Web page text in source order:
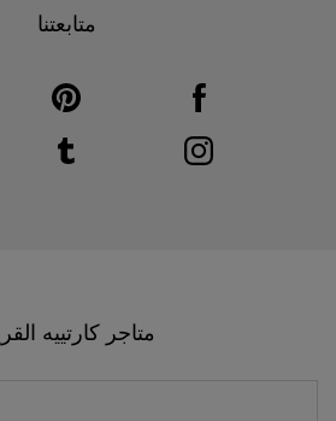
متابعتنا
Visit us on Facebook
Link Opens in New Tab
Visit us on Instagram
Link Opens in New Tab
Pinterest
New Tab
on Tumblr
New Tab
متاجر كارتييه